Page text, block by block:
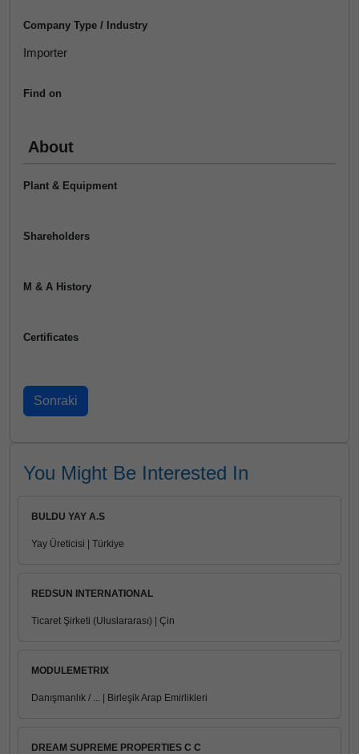
Company Type / Industry
Importer
Find on
About
Plant & Equipment
Shareholders
M & A History
Certificates
You Might Be Interested In
BULDU YAY A.S
Yay Üreticisi | Türkiye
REDSUN INTERNATIONAL
Ticaret Şirketi (Uluslararası) | Çin
MODULEMETRIX
Danışmanlık / ... | Birleşik Arap Emirlikleri
DREAM SUPREME PROPERTIES C C